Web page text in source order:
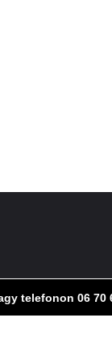
telefonon 06 70